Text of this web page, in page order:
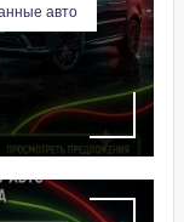
авто